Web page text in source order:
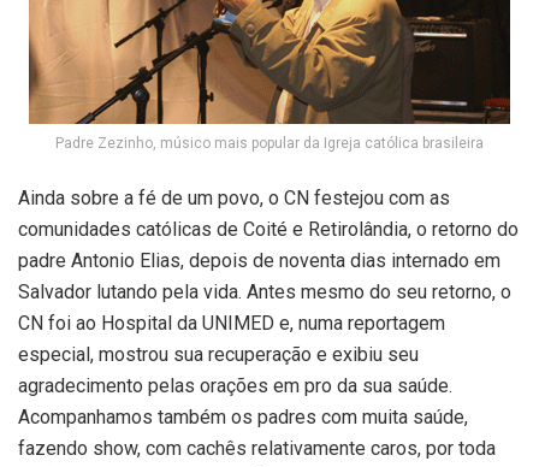
Padre Zezinho, músico mais popular da Igreja católica brasileira
Ainda sobre a fé de um povo, o CN festejou com as
comunidades católicas de Coité e Retirolândia, o retorno do
padre Antonio Elias, depois de noventa dias internado em
Salvador lutando pela vida. Antes mesmo do seu retorno, o
CN foi ao Hospital da UNIMED e, numa reportagem
especial, mostrou sua recuperação e exibiu seu
agradecimento pelas orações em pro da sua saúde.
Acompanhamos também os padres com muita saúde,
fazendo show, com cachês relativamente caros, por toda